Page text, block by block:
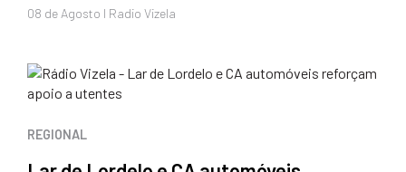
08 de Agosto I Radio Vizela
REGIONAL